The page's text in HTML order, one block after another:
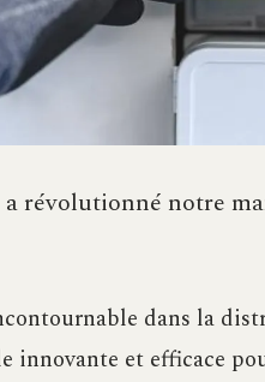
révolutionné notre
dans la
innovante et efficace